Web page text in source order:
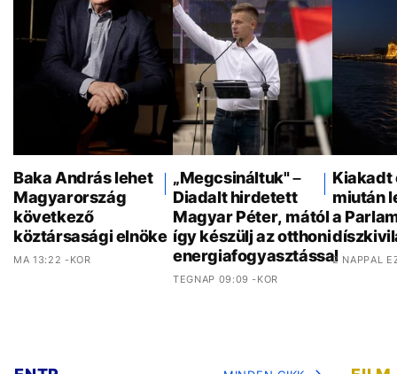
Baka András lehet
Magyarország
következő
köztársasági elnöke
MA 13:22 -KOR
„Megcsináltuk" –
Diadalt hirdetett
Magyar Péter, mától
így készülj az otthoni
energiafogyasztással
TEGNAP 09:09 -KOR
Kiakadt
miután
a
2 NAPPAL